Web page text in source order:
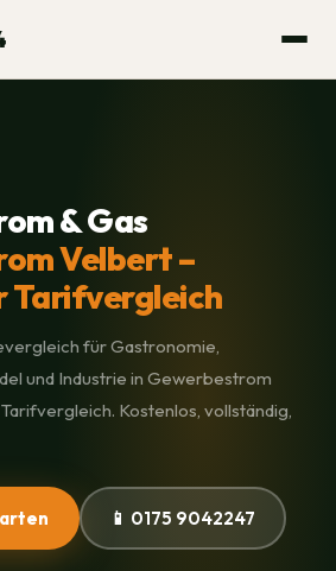
& Gas
Velbert –
Tarifvergleich
für Gastronomie,
und Industrie in Gewerbestrom
Kostenlos, vollständig,
📱 0175 9042247